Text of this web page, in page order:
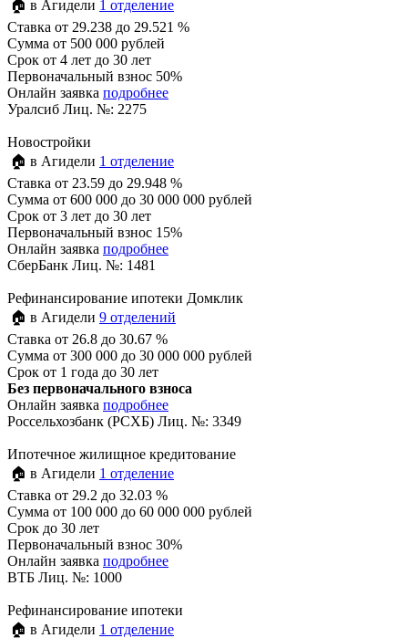
🏠 в Агидели 1 отделение
Ставка от 29.238 до 29.521 %
Сумма от 500 000 рублей
Срок от 4 лет до 30 лет
Первоначальный взнос 50%
Онлайн заявка подробнее
Уралсиб Лиц. №: 2275
Новостройки
🏠 в Агидели 1 отделение
Ставка от 23.59 до 29.948 %
Сумма от 600 000 до 30 000 000 рублей
Срок от 3 лет до 30 лет
Первоначальный взнос 15%
Онлайн заявка подробнее
СберБанк Лиц. №: 1481
Рефинансирование ипотеки Домклик
🏠 в Агидели 9 отделений
Ставка от 26.8 до 30.67 %
Сумма от 300 000 до 30 000 000 рублей
Срок от 1 года до 30 лет
Без первоначального взноса
Онлайн заявка подробнее
Россельхозбанк (РСХБ) Лиц. №: 3349
Ипотечное жилищное кредитование
🏠 в Агидели 1 отделение
Ставка от 29.2 до 32.03 %
Сумма от 100 000 до 60 000 000 рублей
Срок до 30 лет
Первоначальный взнос 30%
Онлайн заявка подробнее
ВТБ Лиц. №: 1000
Рефинансирование ипотеки
🏠 в Агидели 1 отделение